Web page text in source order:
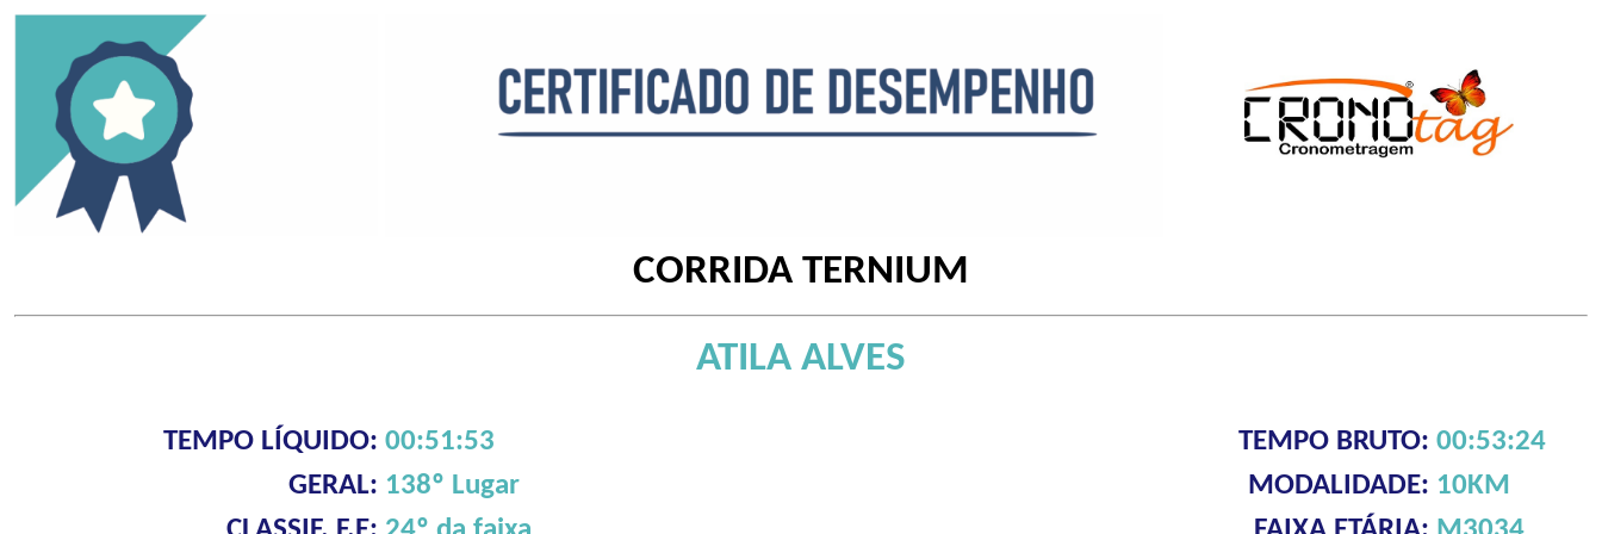
CORRIDA TERNIUM
ATILA ALVES
TEMPO LÍQUIDO: 00:51:53 TEMPO BRUTO: 00:53:24
GERAL: 138º Lugar MODALIDADE: 10KM